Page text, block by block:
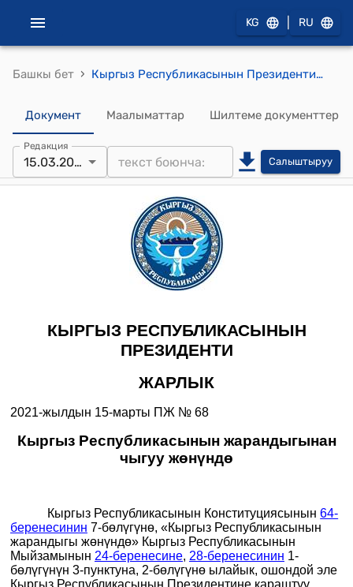
KG RU
Башкы бет › Кыргыз Республикасынын Президентинин 2021-жылдын 15-мартындагы ПЖ № 68 "Кыргыз Республикасынын жарандыгынан чыгуу жөнүндө" Жарлыгы
Документ Маалыматтар Шилтеме документтер
Редакция
15.03.2021 Салыштыруу